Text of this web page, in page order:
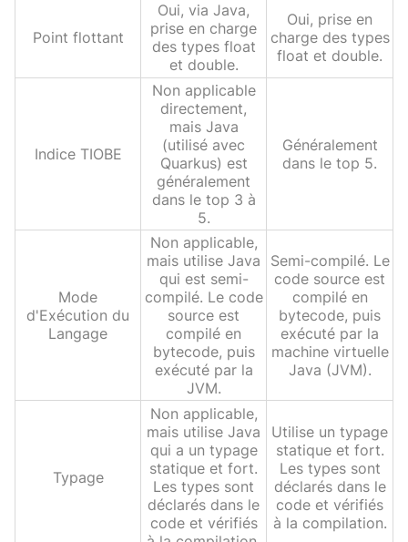
Point flottant
Oui, via Java,
prise en charge
des types float
et double.
Oui, prise en
charge des types
float et double.
Indice TIOBE
Non applicable
directement,
mais Java
(utilisé avec
Quarkus) est
généralement
dans le top 3 à
5.
Généralement
dans le top 5.
Mode
d'Exécution du
Langage
Non applicable,
mais utilise Java
qui est semi-
compilé. Le code
source est
compilé en
bytecode, puis
exécuté par la
JVM.
Semi-compilé. Le
code source est
compilé en
bytecode, puis
exécuté par la
machine virtuelle
Java (JVM).
Typage
Non applicable,
mais utilise Java
qui a un typage
statique et fort.
Les types sont
déclarés dans le
code et vérifiés
Utilise un typage
statique et fort.
Les types sont
déclarés dans le
code et vérifiés
à la compilation.